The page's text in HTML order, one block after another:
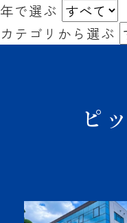
年で選ぶ
カテゴリから選ぶ
ピ